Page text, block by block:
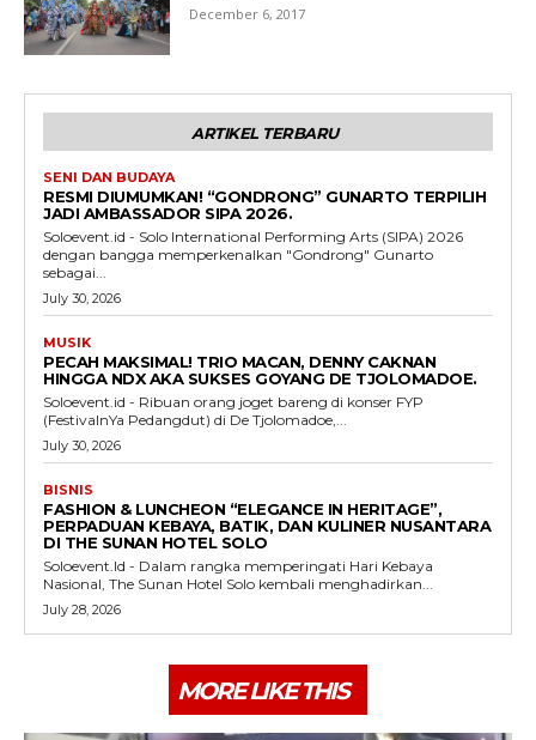
December 6, 2017
ARTIKEL TERBARU
SENI DAN BUDAYA
RESMI DIUMUMKAN! “GONDRONG” GUNARTO TERPILIH
JADI AMBASSADOR SIPA 2026.
Soloevent.id - Solo International Performing Arts (SIPA) 2026
dengan bangga memperkenalkan "Gondrong" Gunarto
sebagai...
July 30, 2026
MUSIK
PECAH MAKSIMAL! TRIO MACAN, DENNY CAKNAN
HINGGA NDX AKA SUKSES GOYANG DE TJOLOMADOE.
Soloevent.id - Ribuan orang joget bareng di konser FYP
(FestivalnYa Pedangdut) di De Tjolomadoe,...
July 30, 2026
BISNIS
FASHION & LUNCHEON “ELEGANCE IN HERITAGE”,
PERPADUAN KEBAYA, BATIK, DAN KULINER NUSANTARA
DI THE SUNAN HOTEL SOLO
Soloevent.Id - Dalam rangka memperingati Hari Kebaya
Nasional, The Sunan Hotel Solo kembali menghadirkan...
July 28, 2026
MORE LIKE THIS